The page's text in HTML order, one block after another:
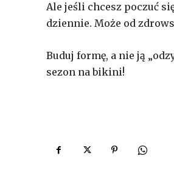
Ale jeśli chcesz poczuć
dziennie. Może od
Buduj formę, a nie ją
sezon na bikini!